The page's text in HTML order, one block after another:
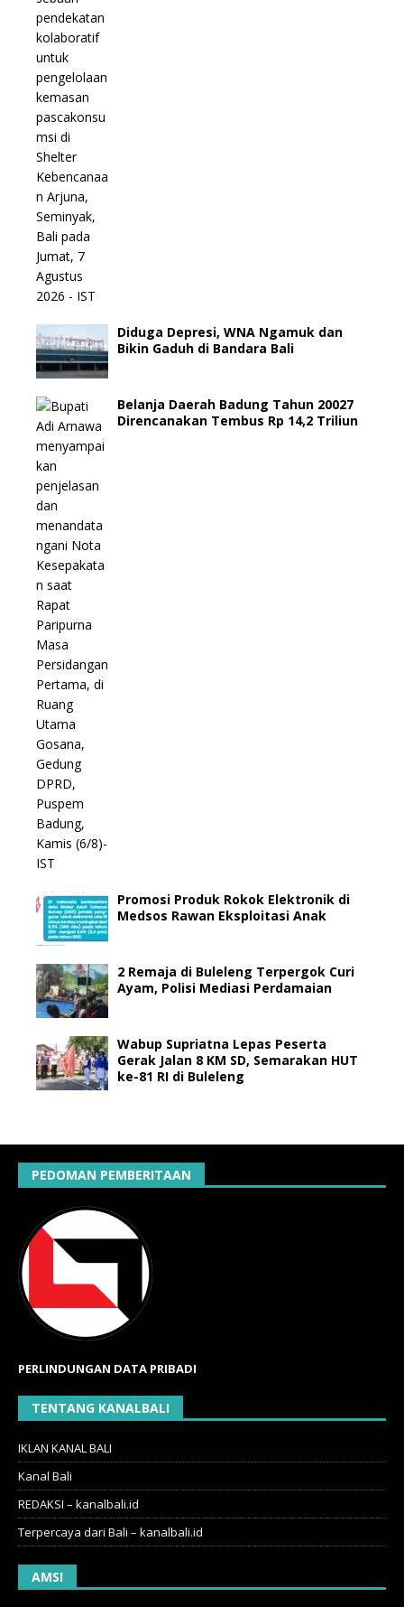
Diduga Depresi, WNA Ngamuk dan
Bikin Gaduh di Bandara Bali
Belanja Daerah Badung Tahun 20027
Direncanakan Tembus Rp 14,2 Triliun
Promosi Produk Rokok Elektronik di
Medsos Rawan Eksploitasi Anak
2 Remaja di Buleleng Terpergok Curi
Ayam, Polisi Mediasi Perdamaian
Wabup Supriatna Lepas Peserta
Gerak Jalan 8 KM SD, Semarakan HUT
ke-81 RI di Buleleng
PEDOMAN PEMBERITAAN
PERLINDUNGAN DATA PRIBADI
TENTANG KANALBALI
IKLAN KANAL BALI
Kanal Bali
REDAKSI – kanalbali.id
Terpercaya dari Bali – kanalbali.id
AMSI